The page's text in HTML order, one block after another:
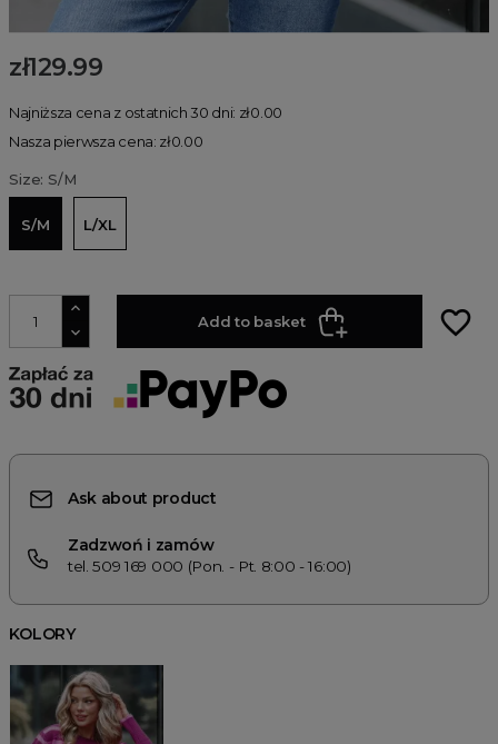
zł129.99
Najniższa cena z ostatnich 30 dni: zł0.00
Nasza pierwsza cena: zł0.00
Size: S/M
S/M L/XL
Add to basket favorite_border
Ask about product
Zadzwoń i zamów
tel. 509 169 000 (Pon. - Pt. 8:00 - 16:00)
KOLORY